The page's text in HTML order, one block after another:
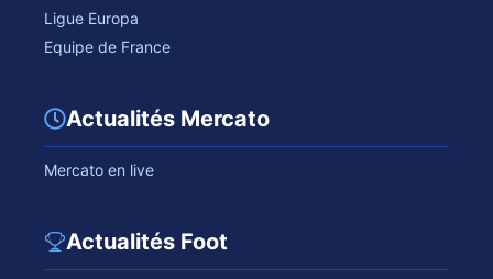
Ligue Europa
Equipe de France
Actualités Mercato
Mercato en live
Actualités Foot